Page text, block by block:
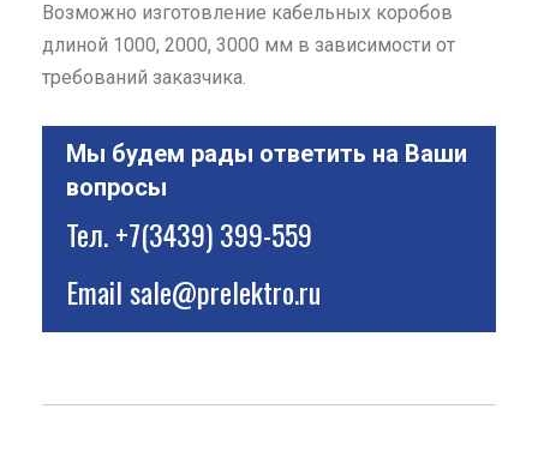
Возможно изготовление кабельных коробов
длиной 1000, 2000, 3000 мм в зависимости от
требований заказчика.
Мы будем рады ответить на Ваши
вопросы
Тел.+7(3439) 399-559
Emailsale@prelektro.ru